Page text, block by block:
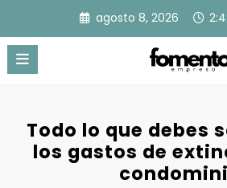
contenido
agosto 8, 2026
Todo lo que debes
los gastos de